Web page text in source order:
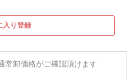
入り登録
常卸価格がご確認頂けます